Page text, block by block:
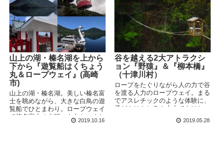
山上の湖・榛名湖を上から
下から『遊覧船はくちょう
丸＆ロープウェイ』(高崎
市)
山上の湖・榛名湖。美しい榛名富
士を眺めながら、大きな白鳥の遊
覧船でひとまわり。ロープウェイ
で榛名富士の山頂へも向かいまし
2019.10.16
谷を越える2大アトラクシ
ョン『野猿』＆『柳本橋』
（十津川村）
ロープをたぐりながら人の力で谷
を渡る人力のロープウェイ。まる
でアスレチックのような体験に、
子どもはもちろん大人でもはしゃ
2019.05.28